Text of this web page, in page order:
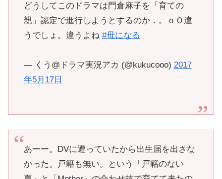
どうしてこのドラマは門倉麻子を「育ての
親」認定で進行しようとするのか．。ｏＯ違
うでしょ。違うよね #母になる
— くう@ドラマ実況アカ (@kukucooo) 2017
年5月17日
あーー。DVに遭っていたから出生届を出さな
かった。戸籍も無い。という「戸籍のない